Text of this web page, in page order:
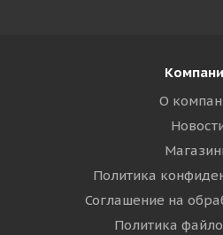
О
Политика
Соглашение на
Политика